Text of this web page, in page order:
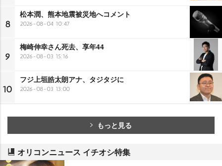
8
松本潤、熊本地震被災地へコメント
2026-08-04 10:47
9
梅崎伸幸さん死去、享年44
2026-08-03 15:16
10
フジ上垣皓太朗アナ、タジタジに
2026-08-03 13:00
もっと見る
オリコンニュース イチオシ特集